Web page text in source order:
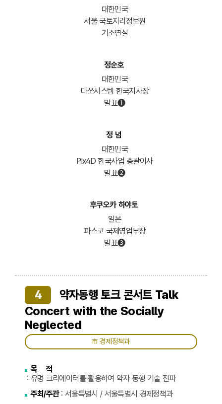
대한민국
서울 국토지리정보원
기조연설
정순호
대한민국
다쏘시스템 한국지사장
발표➊
정 념
대한민국
Pix4D 한국사업 총괄이사
발표➋
후쿠오카 하야토
일본
파스코 국제영업부장
발표➌
4
약자동행 토크 콘서트 Talk
Concert with the Socially
Neglected
市 경제정책과
목 적
: 유명 크리에이터를 활용하여 약자 동행 기술 전파
주최/주관 : 서울특별시 / 서울특별시 경제정책과